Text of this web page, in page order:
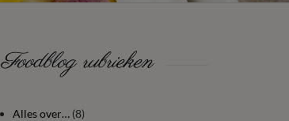
Foodblog rubrieken
Alles over…(8)